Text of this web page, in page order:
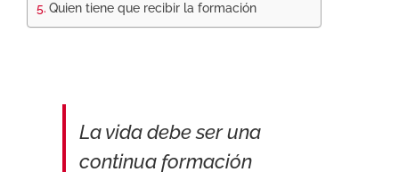
Quien tiene que recibir la formación
La vida debe ser una
continua formación